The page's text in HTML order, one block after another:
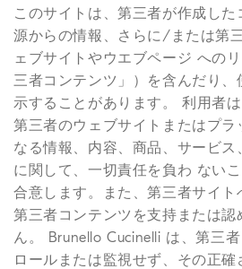
このサイトは、第三者が作成した
源からの情報、さらに/または第
ェブサイトやウエブページ への
三者コンテンツ」）を含んだり、
示することがあります。 利用者
第三者のウェブサイトまたはプ
なる情報、内容、商品、サービ
に関して、一切責任を負わ ない
合意します。また、第三者サイト
第三者コンテンツを支持または
ん。 Brunello Cucinelli は、第三
ロールまたは監視せず、その正確